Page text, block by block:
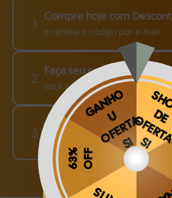
1
Compre hoje com
e receba o código por e-mail
2
Faça seu pedido em até 3
você escolhe como fazer!
3
Finalize o seu Pedido!
pague o Frete e receba em sua